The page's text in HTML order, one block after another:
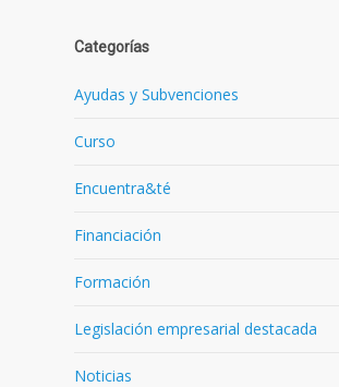
Categorías
Ayudas y Subvenciones
Curso
Encuentra&té
Financiación
Formación
Legislación empresarial destacada
Noticias